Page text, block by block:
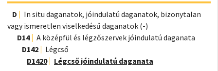
D
In situ daganatok, jóindulatú daganatok, bizonytalan
vagy ismeretlen viselkedésű daganatok (-)
D14
A középfül és légzőszervek jóindulatú daganata
D142
Légcső
D1420
Légcső jóindulatú daganata